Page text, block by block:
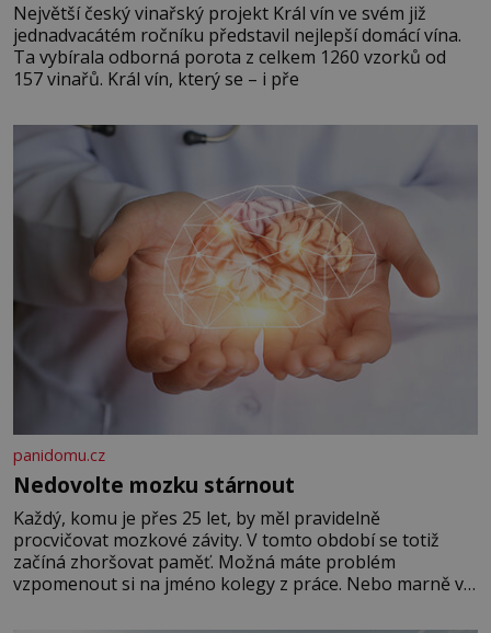
Největší český vinařský projekt Král vín ve svém již
jednadvacátém ročníku představil nejlepší domácí vína.
Ta vybírala odborná porota z celkem 1260 vzorků od
157 vinařů. Král vín, který se – i pře
panidomu.cz
Nedovolte mozku stárnout
Každý, komu je přes 25 let, by měl pravidelně
procvičovat mozkové závity. V tomto období se totiž
začíná zhoršovat paměť. Možná máte problém
vzpomenout si na jméno kolegy z práce. Nebo marně v
Je to opravdu tak, s věkem jako kdyby se paměť